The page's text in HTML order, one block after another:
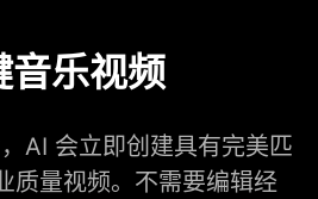
音乐视频
AI 会立即创建具有完美匹
质量视频。不需要编辑经